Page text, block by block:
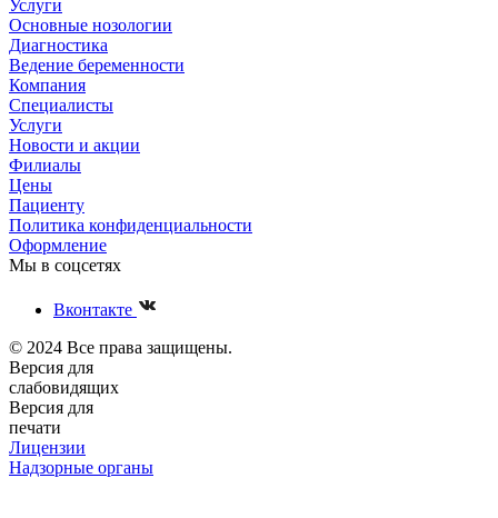
Услуги
Основные нозологии
Диагностика
Ведение беременности
Компания
Специалисты
Услуги
Новости и акции
Филиалы
Цены
Пациенту
Политика конфиденциальности
Оформление
Мы в соцсетях
Вконтакте
© 2024 Все права защищены.
Версия для
слабовидящих
Версия для
печати
Лицензии
Надзорные органы